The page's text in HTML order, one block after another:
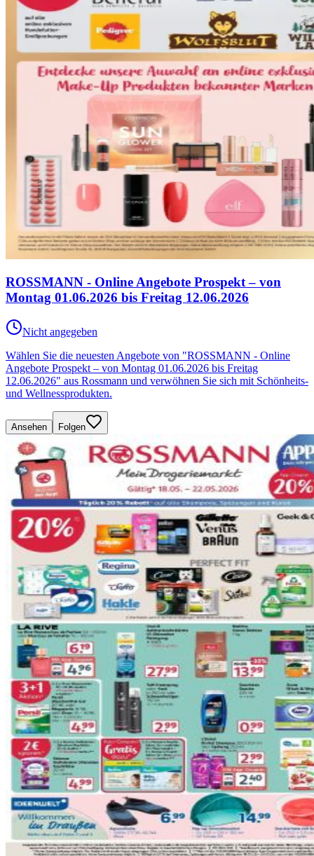
ROSSMANN - Online Angebote Prospekt – von
Montag 01.06.2026 bis Freitag 12.06.2026
Nicht angegeben
Wählen Sie die neuesten Angebote von "ROSSMANN - Online
Angebote Prospekt – von Montag 01.06.2026 bis Freitag
12.06.2026" aus Rossmann und verwöhnen Sie sich mit Schönheits-
und Wellnessprodukten.
Ansehen Folgen